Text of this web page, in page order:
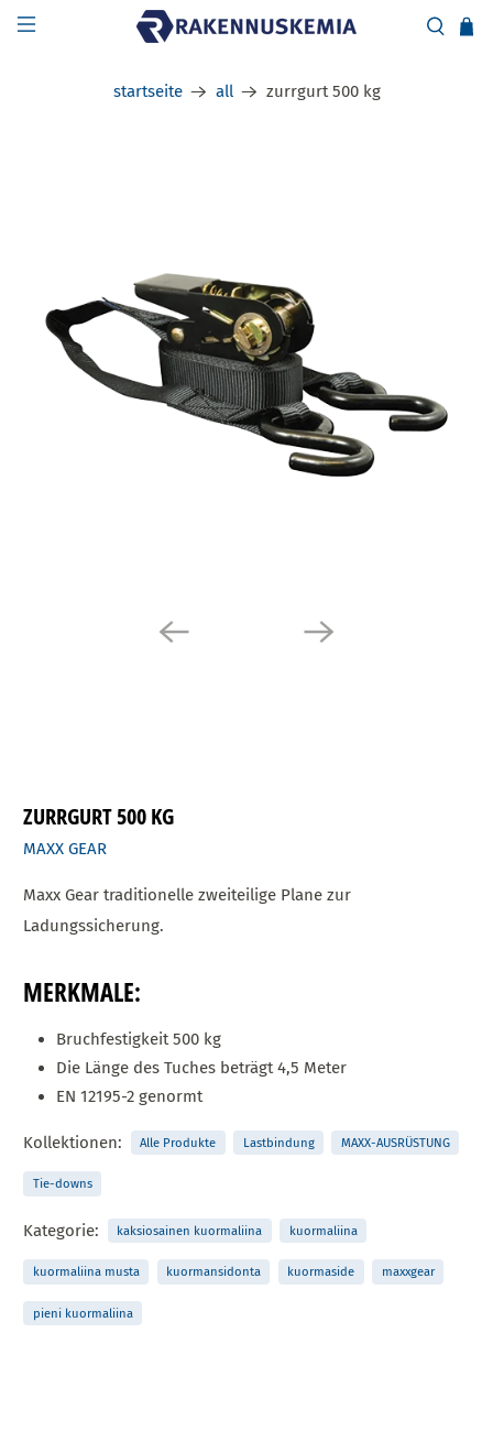
startseite all zurrgurt 500 kg
ZURRGURT 500 KG
MAXX GEAR
Maxx Geartraditionelle zweiteilige Plane zur
Ladungssicherung.
MERKMALE:
Bruchfestigkeit 500 kg
Die Länge des Tuches beträgt 4,5 Meter
EN 12195-2 genormt
Kollektionen: Alle Produkte Lastbindung MAXX-AUSRÜSTUNG
Tie-downs
Kategorie: kaksiosainen kuormaliina kuormaliina
kuormaliina musta kuormansidonta kuormaside maxxgear
pieni kuormaliina